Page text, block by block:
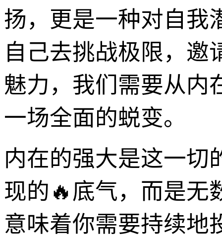
扬，更是一种对自我
自己去挑战极限，邀
魅力，我们需要从内
一场全面的蜕变。
内在的强大是这一切
现的🔥底气，而是无
意味着你需要持续地